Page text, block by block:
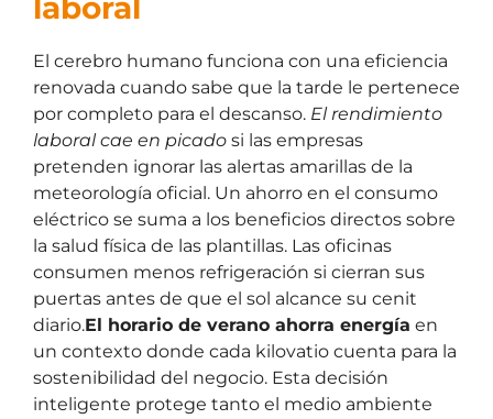
laboral
El cerebro humano funciona con una eficiencia
renovada cuando sabe que la tarde le pertenece
por completo para el descanso. El rendimiento
laboral cae en picado si las empresas
pretenden ignorar las alertas amarillas de la
meteorología oficial. Un ahorro en el consumo
eléctrico se suma a los beneficios directos sobre
la salud física de las plantillas. Las oficinas
consumen menos refrigeración si cierran sus
puertas antes de que el sol alcance su cenit
diario.El horario de verano ahorra energía en
un contexto donde cada kilovatio cuenta para la
sostenibilidad del negocio. Esta decisión
inteligente protege tanto el medio ambiente